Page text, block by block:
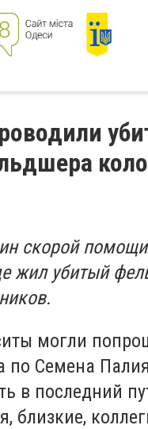
скорой
жил убитый
могли
по Семена
в последний
близкие,